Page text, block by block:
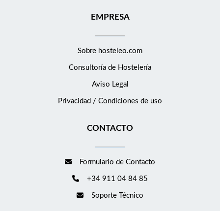
EMPRESA
Sobre hosteleo.com
Consultoría de Hostelería
Aviso Legal
Privacidad / Condiciones de uso
CONTACTO
Formulario de Contacto
+34 911 04 84 85
Soporte Técnico